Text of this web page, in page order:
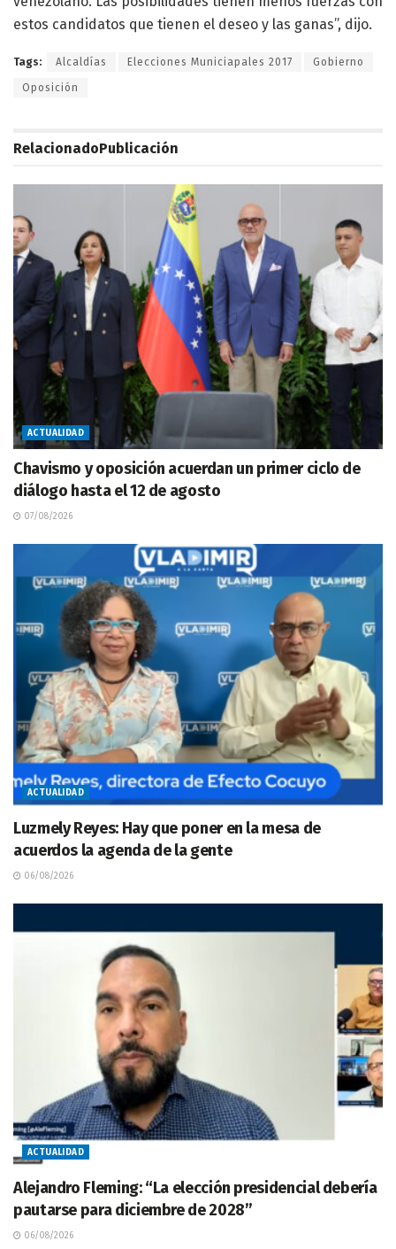
estos candidatos que tienen el deseo y las ganas”, dijo.
Tags: Alcaldías Elecciones Municiapales 2017 Gobierno
Oposición
RelacionadoPublicación
ACTUALIDAD
Chavismo y oposición acuerdan un primer ciclo de
diálogo hasta el 12 de agosto
07/08/2026
ACTUALIDAD
Luzmely Reyes: Hay que poner en la mesa de
acuerdos la agenda de la gente
06/08/2026
ACTUALIDAD
Alejandro Fleming: “La elección presidencial debería
pautarse para diciembre de 2028”
06/08/2026